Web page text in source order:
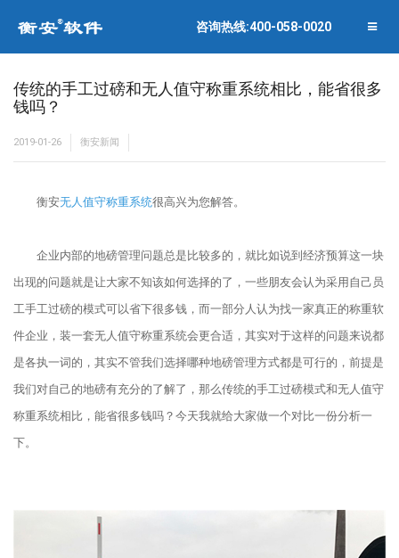
咨询热线:400-058-0020
传统的手工过磅和无人值守称重系统相比，能省很多
钱吗？
2019-01-26 衡安新闻
衡安无人值守称重系统很高兴为您解答。
企业内部的地磅管理问题总是比较多的，就比如说到经济预算这一块
出现的问题就是让大家不知该如何选择的了，一些朋友会认为采用自己员
工手工过磅的模式可以省下很多钱，而一部分人认为找一家真正的称重软
件企业，装一套无人值守称重系统会更合适，其实对于这样的问题来说都
是各执一词的，其实不管我们选择哪种地磅管理方式都是可行的，前提是
我们对自己的地磅有充分的了解了，那么传统的手工过磅模式和无人值守
称重系统相比，能省很多钱吗？今天我就给大家做一个对比一份分析一
下。